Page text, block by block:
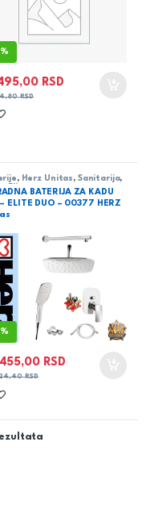
RSD
RSD
, Herz Unitas , Sanitarija,
Elite
BATERIJA ZA KADU
– ELITE DUO – 00377 HERZ
RSD
RSD